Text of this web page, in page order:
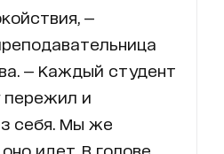
—
— Каждый студент
пережил и
себя. Мы же
идет. В голове